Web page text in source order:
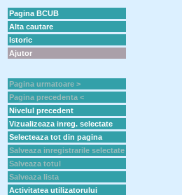
Pagina BCUB
Alta cautare
Istoric
Ajutor
Pagina urmatoare >
Pagina precedenta <
Nivelul precedent
Vizualizeaza inreg. selectate
Selecteaza tot din pagina
Salveaza inregistrarile selectate
Salveaza totul
Salveaza lista
Activitatea utilizatorului